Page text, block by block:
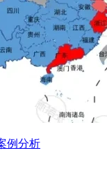
例分析